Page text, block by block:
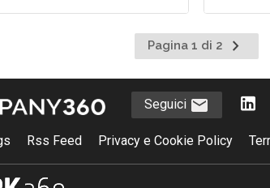
Pagina 1 di 2
Pagina
Seguici
Rss Feed Privacy e Cookie Policy